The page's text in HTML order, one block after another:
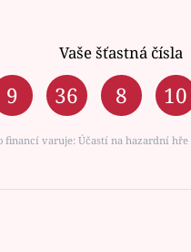
Vaše šťastná čísla
9 36 8 10
financí varuje: Účastí na hazardní